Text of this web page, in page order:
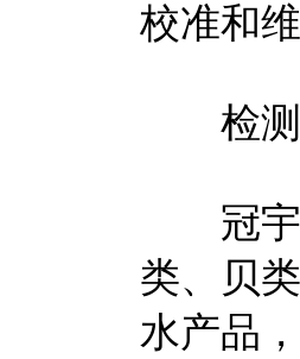
校准和
检测
冠宇
类、贝
水产品